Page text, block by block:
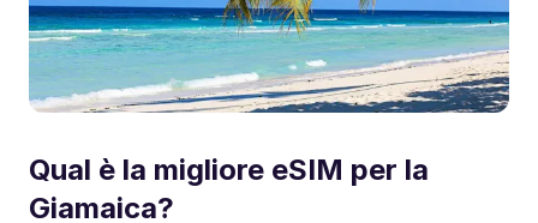
Qual è la migliore eSIM per la
Giamaica?